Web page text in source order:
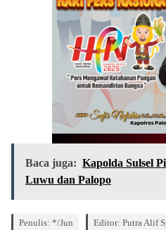
Baca juga: Kapolda Sulsel
Luwu dan Palopo
Penulis: */Jun Editor: Putra Alif